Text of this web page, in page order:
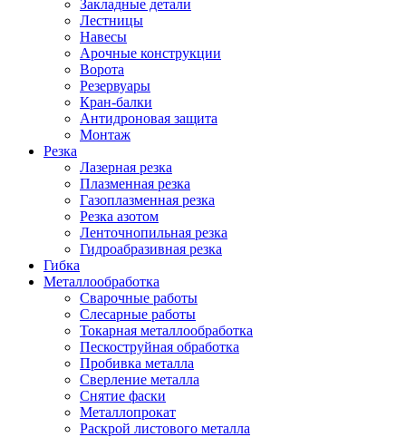
Закладные детали
Лестницы
Навесы
Арочные конструкции
Ворота
Резервуары
Кран-балки
Антидроновая защита
Монтаж
Резка
Лазерная резка
Плазменная резка
Газоплазменная резка
Резка азотом
Ленточнопильная резка
Гидроабразивная резка
Гибка
Металлообработка
Сварочные работы
Слесарные работы
Токарная металлообработка
Пескоструйная обработка
Пробивка металла
Сверление металла
Снятие фаски
Металлопрокат
Раскрой листового металла